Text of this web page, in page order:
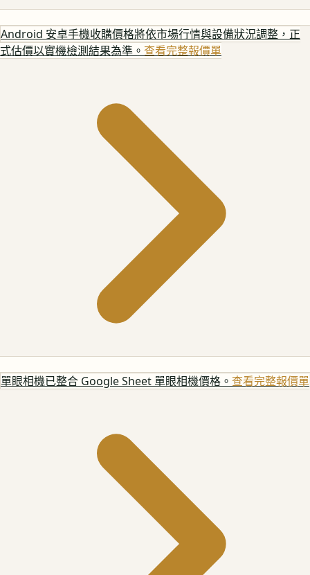
Android 安卓手機收購價格將依市場行情與設備狀況調整，正
式估價以實機檢測結果為準。 查看完整報價單
單眼相機已整合 Google Sheet 單眼相機價格。 查看完整報價單